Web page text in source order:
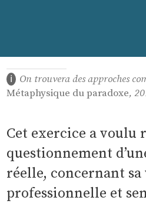
On trouvera des approches
Métaphysique du paradoxe,
Cet exercice a voulu
questionnement
réelle, concernant sa
professionnelle et